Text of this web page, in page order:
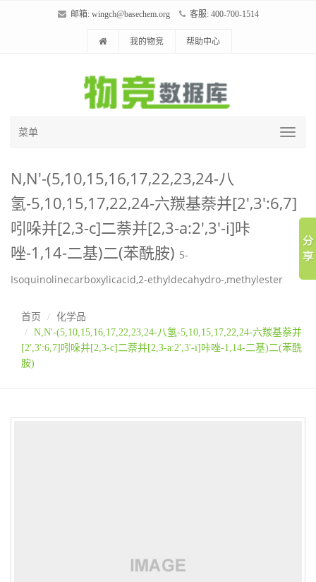
邮箱: wingch@basechem.org 客服: 400-700-1514
我的物竞 帮助中心
菜单
N,N'-(5,10,15,16,17,22,23,24-八
氢-5,10,15,17,22,24-六羰基萘并[2',3':6,7]
吲哚并[2,3-c]二萘并[2,3-a:2',3'-i]咔
唑-1,14-二基)二(苯酰胺) 5-
Isoquinolinecarboxylicacid,2-ethyldecahydro-,methylester
首页
化学品
N,N'-(5,10,15,16,17,22,23,24-八氢-5,10,15,17,22,24-六羰基萘并
[2',3':6,7]吲哚并[2,3-c]二萘并[2,3-a:2',3'-i]咔唑-1,14-二基)二(苯酰
胺)